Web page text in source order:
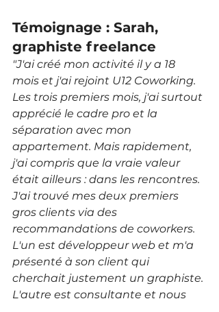
Témoignage : Sarah,
graphiste freelance
"J'ai créé mon activité il y a 18
mois et j'ai rejoint U12 Coworking.
Les trois premiers mois, j'ai surtout
apprécié le cadre pro et la
séparation avec mon
appartement. Mais rapidement,
j'ai compris que la vraie valeur
était ailleurs : dans les rencontres.
J'ai trouvé mes deux premiers
gros clients via des
recommandations de coworkers.
L'un est développeur web et m'a
présenté à son client qui
cherchait justement un graphiste.
L'autre est consultante et nous